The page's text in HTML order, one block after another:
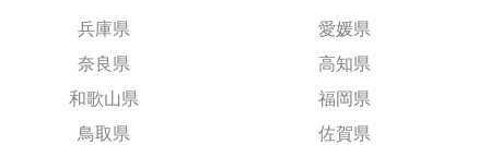
兵庫県
奈良県
和歌山県
鳥取県
愛媛県
高知県
福岡県
佐賀県